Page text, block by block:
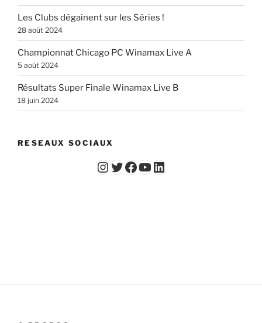
Les Clubs dégainent sur les Séries !
28 août 2024
Championnat Chicago PC Winamax Live A
5 août 2024
Résultats Super Finale Winamax Live B
18 juin 2024
RESEAUX SOCIAUX
Instagram
Twitter
Facebook
YouTube - Vidéos du Chicago Poker ClubLinkedIn